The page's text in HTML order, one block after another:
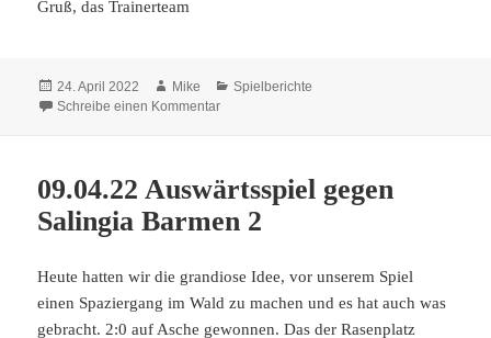
Gruß, das Trainerteam
Veröffentlicht
am
24. April 2022 Autor
Mike Kategorien
Spielberichte
Schreibe einen Kommentarzu 23.04.22 Heimspiel gegen den SC
09.04.22 Auswärtsspiel gegen
Salingia Barmen 2
Heute hatten wir die grandiose Idee, vor unserem Spiel
einen Spaziergang im Wald zu machen und es hat auch was
gebracht. 2:0 auf Asche gewonnen. Das der Rasenplatz